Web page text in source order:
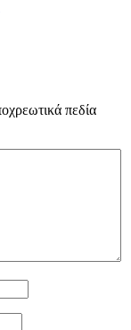
πεδία